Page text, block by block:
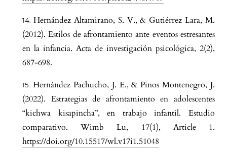
Hernández Altamirano, S. V., & Gutiérrez Lara, M.
(2012). Estilos de afrontamiento ante eventos estresantes
en la infancia. Acta de investigación psicológica, 2(2),
687-698.
Hernández Pachucho, J. E., & Pinos Montenegro, J.
(2022). Estrategias de afrontamiento en adolescentes
“kichwa kisapincha”, en trabajo infantil. Estudio
comparativo. Wimb Lu, 17(1), Article 1.
https://doi.org/10.15517/wl.v17i1.51048